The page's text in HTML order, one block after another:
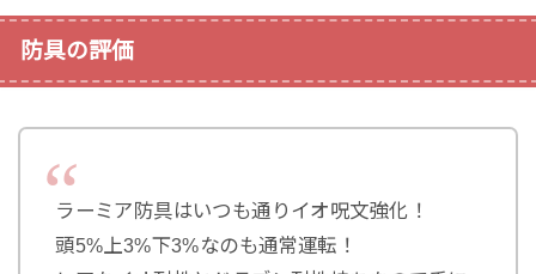
防具の評価
ラーミア防具はいつも通りイオ呪文強化！
頭5%上3%下3%なのも通常運転！